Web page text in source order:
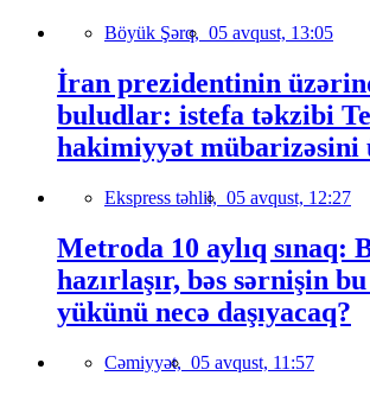
Böyük Şərq, 05 avqust, 13:05
İran prezidentinin
buludlar: istefa təkzibi
hakimiyyət mübarizəsini
Ekspress təhlil, 05 avqust, 12:27
Metroda 10 aylıq sınaq:
hazırlaşır, bəs sərnişin
yükünü necə daşıyacaq?
Cəmiyyət, 05 avqust, 11:57